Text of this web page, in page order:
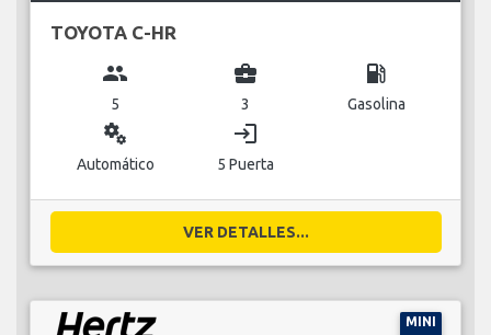
TOYOTA C-HR
group
5
business_center
3
local_gas_station
Gasolina
miscellaneous_services
Automático
login
5 Puerta
VER DETALLES...
MINI